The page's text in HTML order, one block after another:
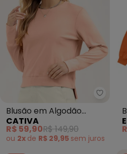
Blusão em Algodão
(Laranja)
CATIVA
R$ 59,90R$ 149,90
ou 2x de R$ 29,95 sem juros